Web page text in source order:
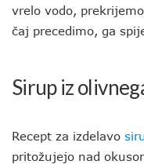
vrelo vodo,
čaj precedimo, ga
Sirup iz
Recept za izdelavo
pritožujejo nad